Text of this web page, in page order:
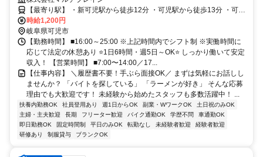
【最寄り駅】 ・新可児駅から徒歩12分 ・可児駅から徒歩13分 ・可児
川駅車で7分
時給1,200円
岐阜県可児市
【勤務時間】 ■16:00～25:00 ※上記時間内でシフト制 ※実働時間に
応じて法定の休憩あり ⭐1日6時間・週5日～OK⭐ しっかり働いて安定
収入！ 【営業時間】 ■7:00〜14:00／17...
【仕事内容】 ＼履歴書不要！手ぶら面接OK／ まずは気軽にお話しし
ませんか？ 「バイトを探している」 「ラーメンが好き」 そんな応募
理由でも大歓迎です！ 未経験から始めたスタッフも多数活躍中！ ...
扶養内勤務OK 社員登用あり 週1日からOK 副業・WワークOK
土日祝のみOK
主婦・主夫歓迎
長期 フリーター歓迎 バイク通勤OK 学歴不問
車通勤OK
即日勤務OK
固定時間制 平日のみOK 転勤なし 未経験者歓迎
経験者歓迎
研修あり
制服貸与 ブランクOK